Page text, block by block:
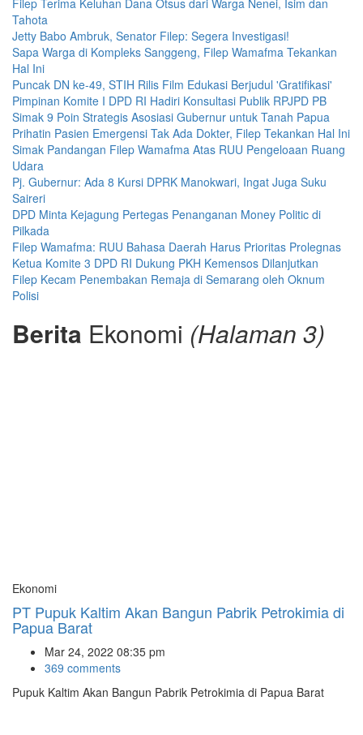
Tahota
Jetty Babo Ambruk, Senator Filep: Segera Investigasi!
Sapa Warga di Kompleks Sanggeng, Filep Wamafma Tekankan
Hal Ini
Puncak DN ke-49, STIH Rilis Film Edukasi Berjudul 'Gratifikasi'
Pimpinan Komite I DPD RI Hadiri Konsultasi Publik RPJPD PB
Simak 9 Poin Strategis Asosiasi Gubernur untuk Tanah Papua
Prihatin Pasien Emergensi Tak Ada Dokter, Filep Tekankan Hal Ini
Simak Pandangan Filep Wamafma Atas RUU Pengeloaan Ruang
Udara
Pj. Gubernur: Ada 8 Kursi DPRK Manokwari, Ingat Juga Suku
Saireri
DPD Minta Kejagung Pertegas Penanganan Money Politic di
Pilkada
Filep Wamafma: RUU Bahasa Daerah Harus Prioritas Prolegnas
Ketua Komite 3 DPD RI Dukung PKH Kemensos Dilanjutkan
Filep Kecam Penembakan Remaja di Semarang oleh Oknum
Polisi
Berita Ekonomi (Halaman 3)
Ekonomi
PT Pupuk Kaltim Akan Bangun Pabrik Petrokimia di
Papua Barat
Mar 24, 2022 08:35 pm
369 comments
Pupuk Kaltim Akan Bangun Pabrik Petrokimia di Papua Barat